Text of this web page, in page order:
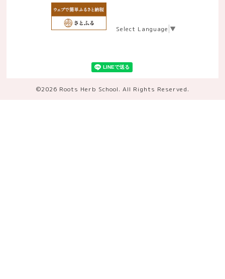
Select Language ▼
©2026 Roots Herb School. All Rights Reserved.